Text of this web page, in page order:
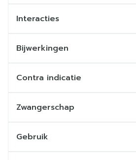
Interacties
Bijwerkingen
Contra indicatie
Zwangerschap
Gebruik